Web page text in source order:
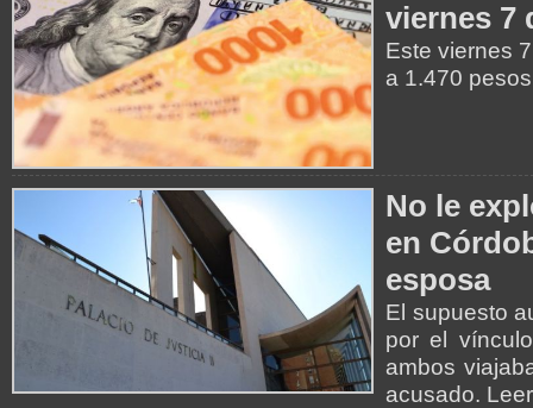
viernes 7
Este viernes
a 1.470
No le
en
esposa
El supuesto
por el
ambos
acusado.